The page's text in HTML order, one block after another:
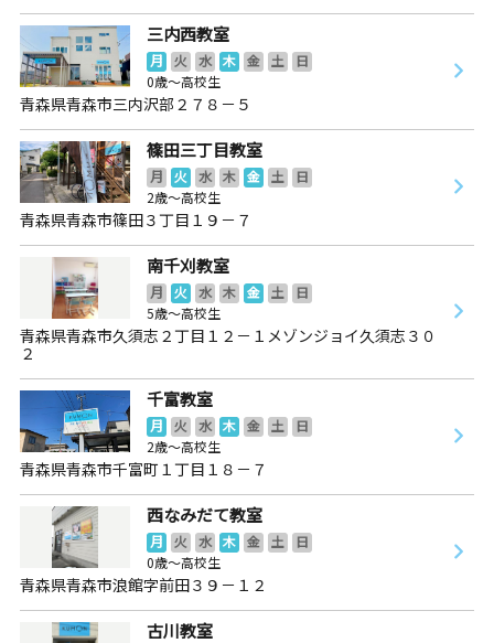
三内西教室
月 火 水 木 金 土
日
0歳～高校生
青森県青森市三内沢部２７８－５
篠田三丁目教室
月 火 水 木 金 土
日
2歳～高校生
青森県青森市篠田３丁目１９－７
南千刈教室
月 火 水 木 金 土
日
5歳～高校生
青森県青森市久須志２丁目１２－１メゾンジョイ久須志３０
２
千富教室
月 火 水 木 金 土
日
2歳～高校生
青森県青森市千富町１丁目１８－７
西なみだて教室
月 火 水 木 金 土
日
0歳～高校生
青森県青森市浪館字前田３９－１２
古川教室